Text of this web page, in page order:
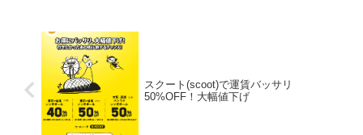
スクート(scoot)で運賃バッサリ
50%OFF！大幅値下げ